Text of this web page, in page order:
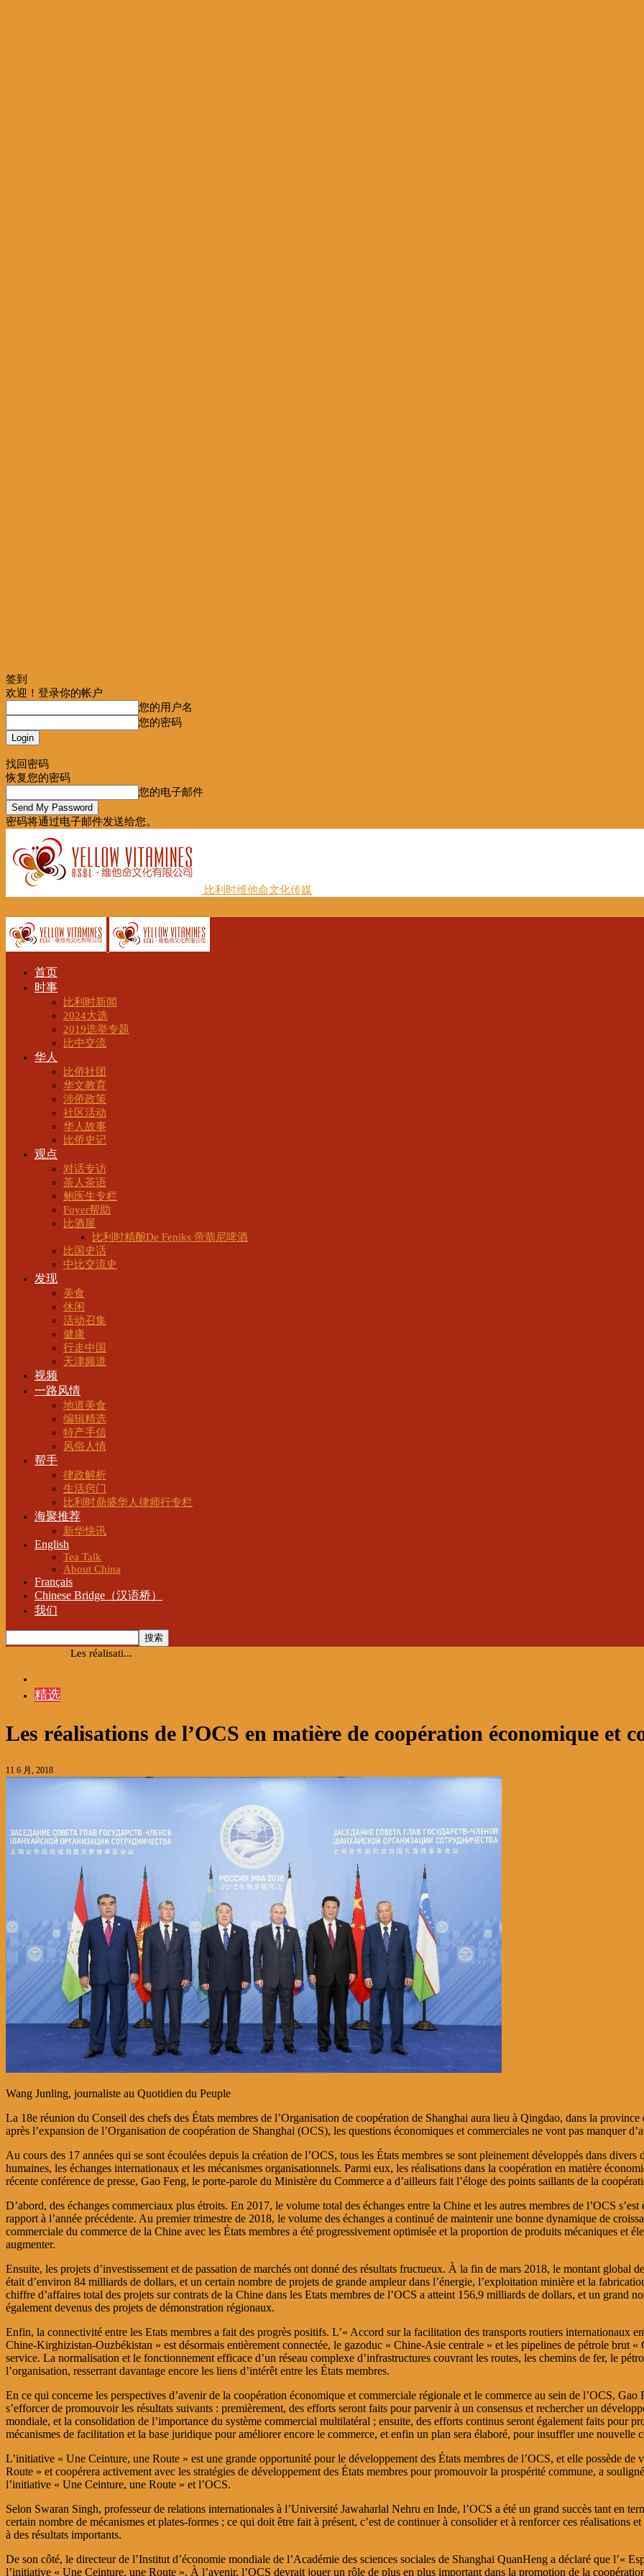
签到
欢迎！登录你的帐户
您的用户名
您的密码
找回密码
恢复您的密码
您的电子邮件
密码将通过电子邮件发送给您。
比利时维他命文化传媒
首页
时事
比利时新闻
2024大选
2019选举专题
比中交流
华人
比侨社团
华文教育
涉侨政策
社区活动
华人故事
比侨史记
观点
对话专访
茶人茶语
鲍医生专栏
Foyer帮助
比酒屋
比利时精酿De Feniks 帝翡尼啤酒
比国史话
中比交流史
发现
美食
休闲
活动召集
健康
行走中国
天津频道
视频
一路风情
地道美食
编辑精选
特产手信
风俗人情
帮手
律政解析
生活窍门
比利时鼎盛华人律师行专栏
海聚推荐
新华快讯
English
Tea Talk
About China
Français
Chinese Bridge（汉语桥）
我们
Les réalisati...
精选
Les réalisations de l’OCS en matière de coopération économique et
11 6 月, 2018
Wang Junling, journaliste au Quotidien du Peuple
La 18e réunion du Conseil des chefs des États membres de l’Organisation de coopération de Shanghai aura lieu à Qingdao, dans la
après l’expansion de l’Organisation de coopération de Shanghai (OCS), les questions économiques et commerciales ne vont pas manquer
Au cours des 17 années qui se sont écoulées depuis la création de l’OCS, tous les États membres se sont pleinement développés dans
humaines, les échanges internationaux et les mécanismes organisationnels. Parmi eux, les réalisations dans la coopération en matière
récente conférence de presse, Gao Feng, le porte-parole du Ministère du Commerce a d’ailleurs fait l’éloge des points saillants de la
D’abord, des échanges commerciaux plus étroits. En 2017, le volume total des échanges entre la Chine et les autres membres de l’OCS
rapport à l’année précédente. Au premier trimestre de 2018, le volume des échanges a continué de maintenir une bonne dynamique de
commerciale du commerce de la Chine avec les États membres a été progressivement optimisée et la proportion de produits mécaniques et
augmenter.
Ensuite, les projets d’investissement et de passation de marchés ont donné des résultats fructueux. À la fin de mars 2018, le montant global
était d’environ 84 milliards de dollars, et un certain nombre de projets de grande ampleur dans l’énergie, l’exploitation minière et la
chiffre d’affaires total des projets sur contrats de la Chine dans les Etats membres de l’OCS a atteint 156,9 milliards de dollars, et un grand
également devenus des projets de démonstration régionaux.
Enfin, la connectivité entre les Etats membres a fait des progrès positifs. L’« Accord sur la facilitation des transports routiers internationaux
Chine-Kirghizistan-Ouzbékistan » est désormais entièrement connectée, le gazoduc « Chine-Asie centrale » et les pipelines de pétrole brut
service. La normalisation et le fonctionnement efficace d’un réseau complexe d’infrastructures couvrant les routes, les chemins de fer, le
l’organisation, resserrant davantage encore les liens d’intérêt entre les États membres.
En ce qui concerne les perspectives d’avenir de la coopération économique et commerciale régionale et le commerce au sein de l’OCS,
s’efforcer de promouvoir les résultats suivants : premièrement, des efforts seront faits pour parvenir à un consensus et rechercher un
mondiale, et la consolidation de l’importance du système commercial multilatéral ; ensuite, des efforts continus seront également faits pour
mécanismes de facilitation et la base juridique pour améliorer encore le commerce, et enfin un plan sera élaboré, pour insuffler une nouvelle
L’initiative « Une Ceinture, une Route » est une grande opportunité pour le développement des États membres de l’OCS, et elle possède
Route » et coopérera activement avec les stratégies de développement des États membres pour promouvoir la prospérité commune, a
l’initiative « Une Ceinture, une Route » et l’OCS.
Selon Swaran Singh, professeur de relations internationales à l’Université Jawaharlal Nehru en Inde, l’OCS a été un grand succès tant en
certain nombre de mécanismes et plates-formes ; ce qui doit être fait à présent, c’est de continuer à consolider et à renforcer ces réalisations
à des résultats importants.
De son côté, le directeur de l’Institut d’économie mondiale de l’Académie des sciences sociales de Shanghai QuanHeng a déclaré que l’«
l’initiative « Une Ceinture, une Route ». À l’avenir, l’OCS devrait jouer un rôle de plus en plus important dans la promotion de la